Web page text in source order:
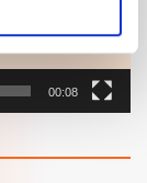
00:08